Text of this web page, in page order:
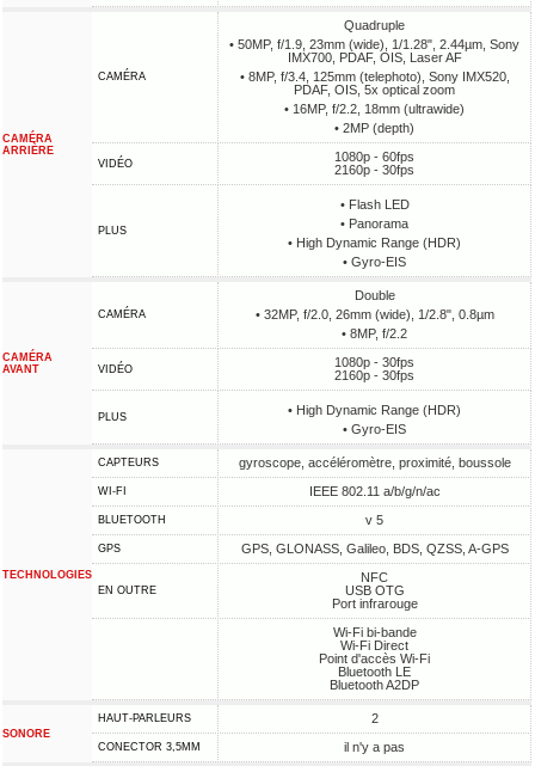
CAMÉRA
ARRIÈRE
CAMÉRA
Quadruple
• 50MP, f/1.9, 23mm (wide), 1/1.28", 2.44µm, Sony
IMX700, PDAF, OIS, Laser AF
• 8MP, f/3.4, 125mm (telephoto), Sony IMX520,
PDAF, OIS, 5x optical zoom
• 16MP, f/2.2, 18mm (ultrawide)
• 2MP (depth)
VIDÉO
1080p - 60fps
2160p - 30fps
PLUS
• Flash LED
• Panorama
• High Dynamic Range (HDR)
• Gyro-EIS
CAMÉRA
AVANT
CAMÉRA
Double
• 32MP, f/2.0, 26mm (wide), 1/2.8", 0.8µm
• 8MP, f/2.2
VIDÉO
1080p - 30fps
2160p - 30fps
PLUS
• High Dynamic Range (HDR)
• Gyro-EIS
TECHNOLOGIES
CAPTEURS gyroscope, accéléromètre, proximité, boussole
WI-FI IEEE 802.11 a/b/g/n/ac
BLUETOOTH v 5
GPS GPS, GLONASS, Galileo, BDS, QZSS, A-GPS
EN OUTRE
NFC
USB OTG
Port infrarouge
Wi-Fi bi-bande
Wi-Fi Direct
Point d'accès Wi-Fi
Bluetooth LE
Bluetooth A2DP
SONORE
HAUT-PARLEURS 2
CONECTOR 3,5MM il n'y a pas